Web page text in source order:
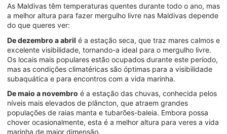
As Maldivas têm temperaturas quentes durante todo o ano, mas
a melhor altura para fazer mergulho livre nas Maldivas depende
do que queres ver:
De dezembro a abril é a estação seca, que traz mares calmos e
excelente visibilidade, tornando-a ideal para o mergulho livre.
Os locais mais populares estão ocupados durante este período,
mas as condições climatéricas são óptimas para a visibilidade
subaquática e para encontros com a vida marinha.
De maio a novembro é a estação das chuvas, conhecida pelos
níveis mais elevados de plâncton, que atraem grandes
populações de raias manta e tubarões-baleia. Embora possa
chover ocasionalmente, esta é a melhor altura para veres a vida
marinha de maior dimensão.